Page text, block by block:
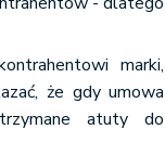
marki,
że gdy umowa
atuty do